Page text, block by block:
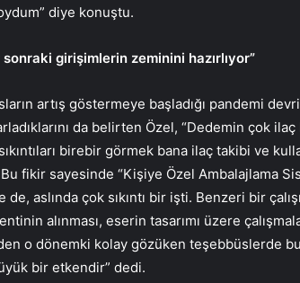
diye konuştu.
girişimlerin zeminini hazırlıyor”
artış göstermeye başladığı pandemi
da belirten Özel, “Dedemin çok
birebir görmek bana ilaç takibi ve
fikir sayesinde “Kişiye Özel Ambalajlama
aslında çok sıkıntı bir işti. Benzeri bir
alınması, eserin tasarımı üzere
o dönemki kolay gözüken teşebbüslerde
bir etkendir” dedi.